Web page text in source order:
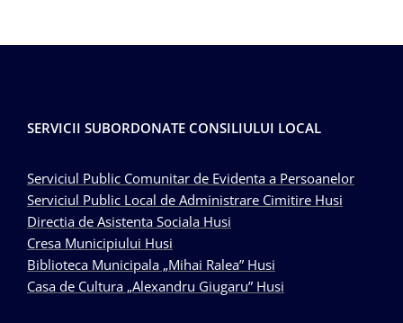
SERVICII SUBORDONATE CONSILIULUI LOCAL
Serviciul Public Comunitar de Evidenta a Persoanelor
Serviciul Public Local de Administrare Cimitire Husi
Directia de Asistenta Sociala Husi
Cresa Municipiului Husi
Biblioteca Municipala „Mihai Ralea” Husi
Casa de Cultura „Alexandru Giugaru” Husi